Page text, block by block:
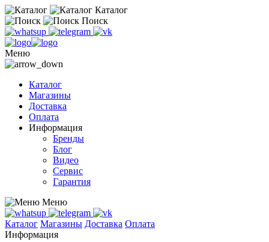
Каталог
Поиск
Меню
Каталог
Магазины
Доставка
Оплата
Информация
Бренды
Блог
Видео
Сервис
Гарантия
Меню
Каталог Магазины Доставка Оплата
Информация